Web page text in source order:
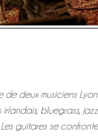
deux musiciens
bluegrass,
guitares se